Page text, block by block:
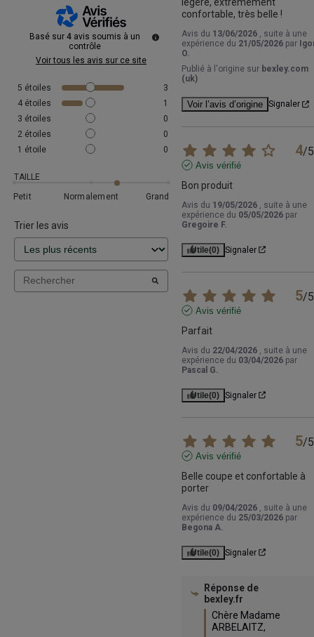
Basé sur 4 avis soumis à un
contrôle
Voir tous les avis sur ce site
5 étoiles
3
4 étoiles
1
3 étoiles
0
2 étoiles
0
1 étoile 0
TAILLE
Petit
Normalement Grand
Trier les avis
confortable, très belle !
Avis du 13/06/2026
, suite à une
expérience du 21/05/2026 par
O.
Publié à l'origine sur bexley.com
(uk)
Voir l’avis d’origine Signaler
4/5
Avis vérifié
Bon produit
Avis du 19/05/2026
, suite à une
expérience du 05/05/2026 par
Gregoire F.
Utile(0) Signaler
5/5
Avis vérifié
Parfait
Avis du 22/04/2026
, suite à une
expérience du 03/04/2026 par
Pascal G.
Utile(0) Signaler
5/5
Avis vérifié
Belle coupe et confortable à
porter
Avis du 09/04/2026
, suite à une
expérience du 25/03/2026 par
Begona A.
Utile(0) Signaler
Réponse de
bexley.fr
Chère Madame
ARBELAITZ,